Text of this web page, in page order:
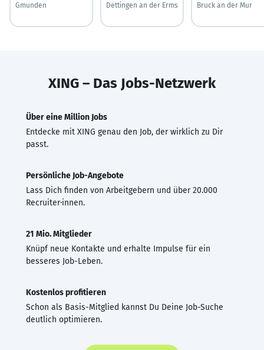
Gmunden
Dettingen an der Erms
Bruck an der Mur
XING – Das Jobs-Netzwerk
Über eine Million Jobs
Entdecke mit XING genau den Job, der wirklich zu Dir
passt.
Persönliche Job-Angebote
Lass Dich finden von Arbeitgebern und über 20.000
Recruiter·innen.
21 Mio. Mitglieder
Knüpf neue Kontakte und erhalte Impulse für ein
besseres Job-Leben.
Kostenlos profitieren
Schon als Basis-Mitglied kannst Du Deine Job-Suche
deutlich optimieren.